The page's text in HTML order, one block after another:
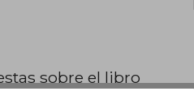
sobre el libro